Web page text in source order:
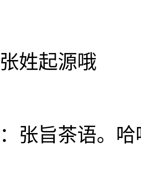
姓起源哦
张旨茶语。